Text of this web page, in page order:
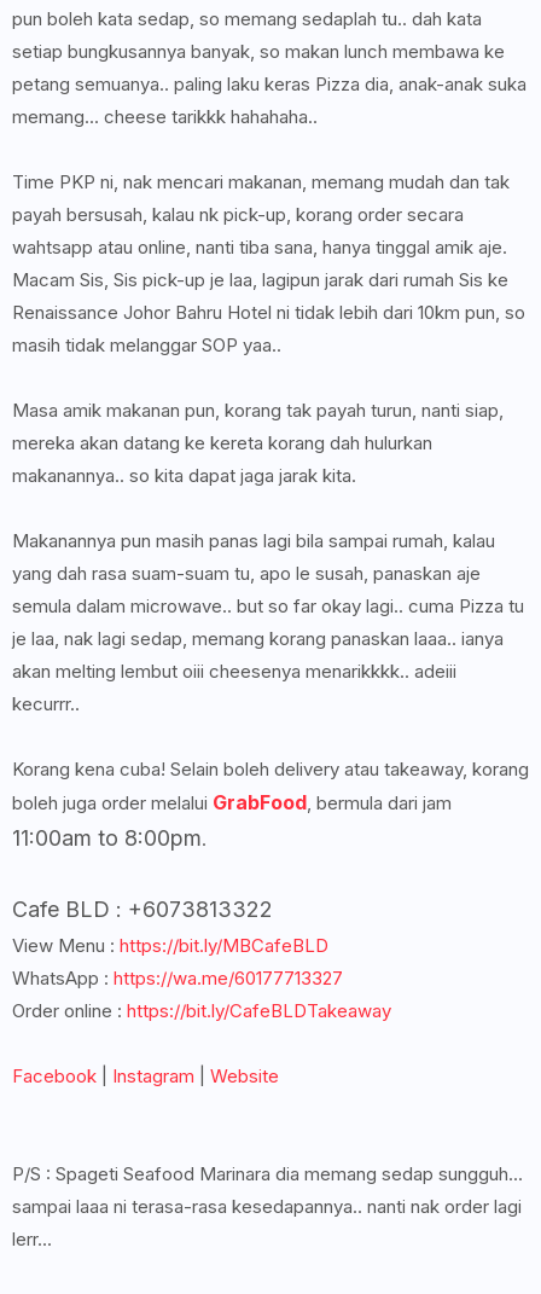
pun boleh kata sedap, so memang sedaplah tu.. dah kata
setiap bungkusannya banyak, so makan lunch membawa ke
petang semuanya.. paling laku keras Pizza dia, anak-anak suka
memang... cheese tarikkk hahahaha..
Time PKP ni, nak mencari makanan, memang mudah dan tak
payah bersusah, kalau nk pick-up, korang order secara
wahtsapp atau online, nanti tiba sana, hanya tinggal amik aje.
Macam Sis, Sis pick-up je laa, lagipun jarak dari rumah Sis ke
Renaissance Johor Bahru Hotel ni tidak lebih dari 10km pun, so
masih tidak melanggar SOP yaa..
Masa amik makanan pun, korang tak payah turun, nanti siap,
mereka akan datang ke kereta korang dah hulurkan
makanannya.. so kita dapat jaga jarak kita.
Makanannya pun masih panas lagi bila sampai rumah, kalau
yang dah rasa suam-suam tu, apo le susah, panaskan aje
semula dalam microwave.. but so far okay lagi.. cuma Pizza tu
je laa, nak lagi sedap, memang korang panaskan laaa.. ianya
akan melting lembut oiii cheesenya menarikkkk.. adeiii
kecurrr..
Korang kena cuba! Selain boleh delivery atau takeaway, korang
boleh juga order melalui GrabFood, bermula dari jam
11:00am to 8:00pm.
Cafe BLD : +6073813322
View Menu : https://bit.ly/MBCafeBLD
WhatsApp : https://wa.me/60177713327
Order online : https://bit.ly/CafeBLDTakeaway
Facebook Instagram Website
P/S : Spageti Seafood Marinara dia memang sedap sungguh...
sampai laaa ni terasa-rasa kesedapannya.. nanti nak order lagi
lerr...